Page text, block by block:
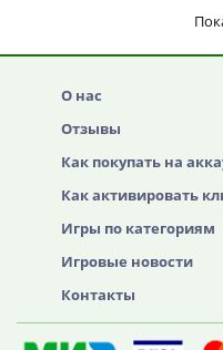
О нас
Отзывы
Как покупать на
Как активировать
Игры по категориям
Игровые новости
Контакты